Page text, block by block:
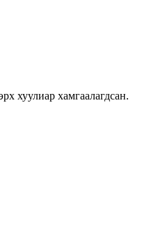
хуулиар хамгаалагдсан.